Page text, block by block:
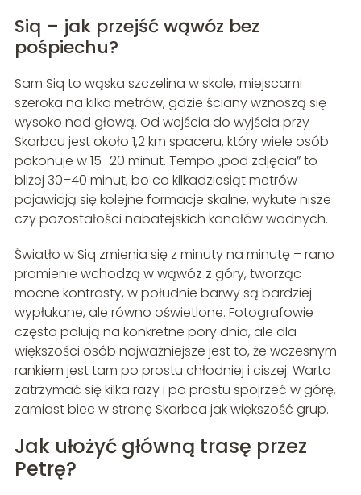
Siq – jak przejść wąwóz bez
pośpiechu?
Sam Siq to wąska szczelina w skale, miejscami
szeroka na kilka metrów, gdzie ściany wznoszą się
wysoko nad głową. Od wejścia do wyjścia przy
Skarbcu jest około 1,2 km spaceru, który wiele osób
pokonuje w 15–20 minut. Tempo „pod zdjęcia” to
bliżej 30–40 minut, bo co kilkadziesiąt metrów
pojawiają się kolejne formacje skalne, wykute nisze
czy pozostałości nabatejskich kanałów wodnych.
Światło w Siq zmienia się z minuty na minutę – rano
promienie wchodzą w wąwóz z góry, tworząc
mocne kontrasty, w południe barwy są bardziej
wypłukane, ale równo oświetlone. Fotografowie
często polują na konkretne pory dnia, ale dla
większości osób najważniejsze jest to, że wczesnym
rankiem jest tam po prostu chłodniej i ciszej. Warto
zatrzymać się kilka razy i po prostu spojrzeć w górę,
zamiast biec w stronę Skarbca jak większość grup.
Jak ułożyć główną trasę przez
Petrę?